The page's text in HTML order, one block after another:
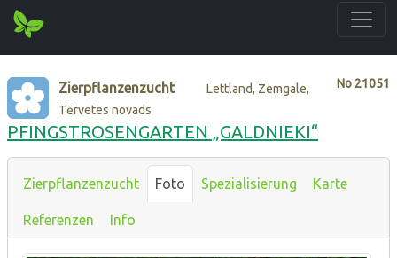
No 21051
Zierpflanzenzucht
Lettland, Zemgale,
Tērvetes novads
PFINGSTROSENGARTEN „GALDNIEKI“
Zierpflanzenzucht Foto Spezialisierung Karte
Referenzen Info